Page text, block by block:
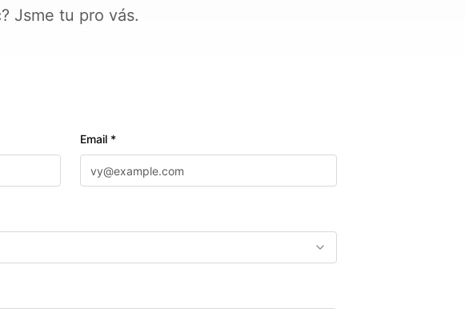
Jsme tu pro vás.
Email *